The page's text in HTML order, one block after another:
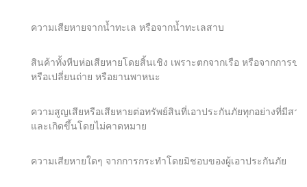
ความเสียหายจากน้ำทะเล หรือจากน้ำทะเลสาบ
สินค้าทั้งหีบห่อเสียหายโดยสิ้นเชิง เพราะตกจากเรือ หรือจากการข
หรือเปลี่ยนถ่าย หรือยานพาหนะ
ความสูญเสียหรือเสียหายต่อทรัพย์สินที่เอาประกันภัยทุกอย่างที่มีสา
และเกิดขึ้นโดยไม่คาดหมาย
ความเสียหายใดๆ จากการกระทำโดยมิชอบของผู้เอาประกันภัย